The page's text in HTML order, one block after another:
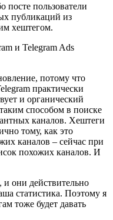
посте пользователи
публикаций из
хештегом.
потому что
практически
и органический
способом в поиске
каналов. Хештеги
тому, как это
каналов – сейчас при
похожих каналов. И
они действительно
статистика. Поэтому я
тоже будет давать